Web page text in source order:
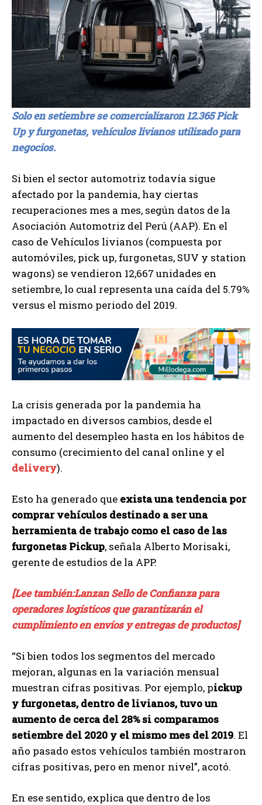
Solo en setiembre se comercializaron 12.365 Pick
Up y furgonetas, vehículos livianos utilizado para
negocios.
Si bien el sector automotriz todavía sigue
afectado por la pandemia, hay ciertas
recuperaciones mes a mes, según datos de la
Asociación Automotriz del Perú (AAP). En el
caso de Vehículos livianos (compuesta por
automóviles, pick up, furgonetas, SUV y station
wagons) se vendieron 12,667 unidades en
setiembre, lo cual representa una caída del 5.79%
versus el mismo periodo del 2019.
La crisis generada por la pandemia ha
impactado en diversos cambios, desde el
aumento del desempleo hasta en los hábitos de
consumo (crecimiento del canal online y el
delivery).
Esto ha generado que exista una tendencia por
comprar vehículos destinado a ser una
herramienta de trabajo como el caso de las
furgonetas Pickup, señala Alberto Morisaki,
gerente de estudios de la APP.
[Lee también:Lanzan Sello de Confianza para
operadores logísticos que garantizarán el
cumplimiento en envíos y entregas de productos]
“Si bien todos los segmentos del mercado
mejoran, algunas en la variación mensual
muestran cifras positivas. Por ejemplo, pickup
y furgonetas, dentro de livianos, tuvo un
aumento de cerca del 28% si comparamos
setiembre del 2020 y el mismo mes del 2019. El
año pasado estos vehículos también mostraron
cifras positivas, pero en menor nivel”, acotó.
En ese sentido, explica que dentro de los